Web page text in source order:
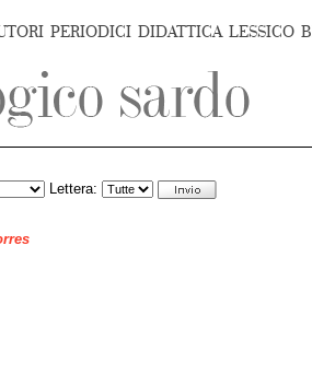
PERIODICI DIDATTICA LESSICO
Lettera: